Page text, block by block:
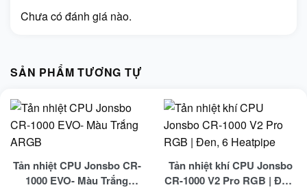
Chưa có đánh giá nào.
SẢN PHẨM TƯƠNG TỰ
Tản nhiệt CPU Jonsbo CR-
1000 EVO- Màu Trắng
Tản nhiệt khí CPU Jonsbo
CR-1000 V2 Pro RGB | Đen,